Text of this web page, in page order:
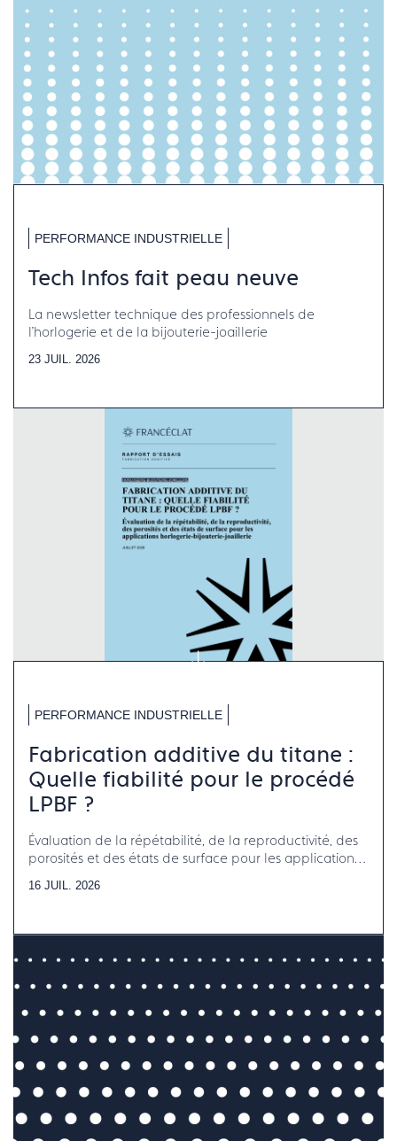
PERFORMANCE INDUSTRIELLE
Tech Infos fait peau neuve
La newsletter technique des professionnels de
l'horlogerie et de la bijouterie-joaillerie
23 JUIL. 2026
PERFORMANCE INDUSTRIELLE
Fabrication additive du titane :
Quelle fiabilité pour le procédé
LPBF ?
Évaluation de la répétabilité, de la reproductivité, des
porosités et des états de surface pour les applications
16 JUIL. 2026